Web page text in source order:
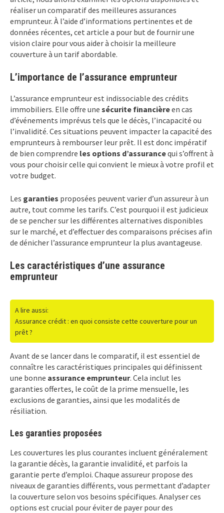
réaliser un comparatif des meilleures assurances
emprunteur. À l’aide d’informations pertinentes et de
données récentes, cet article a pour but de fournir une
vision claire pour vous aider à choisir la meilleure
couverture à un tarif abordable.
L’importance de l’assurance emprunteur
L’assurance emprunteur est indissociable des crédits
immobiliers. Elle offre une sécurite financièreen cas
d’événements imprévus tels que le décès, l’incapacité ou
l’invalidité. Ces situations peuvent impacter la capacité des
emprunteurs à rembourser leur prêt. Il est donc impératif
de bien comprendre les options d’assurancequi s’offrent à
vous pour choisir celle qui convient le mieux à votre profil et
votre budget.
Les garanties proposées peuvent varier d’un assureur à un
autre, tout comme les tarifs. C’est pourquoi il est judicieux
de se pencher sur les différentes alternatives disponibles
sur le marché, et d’effectuer des comparaisons précises afin
de dénicher l’assurance emprunteur la plus avantageuse.
Les caractéristiques d’une assurance
emprunteur
A lire aussi:
Assurance crédit : en quoi consiste cette couverture pour un
prêt ?
Avant de se lancer dans le comparatif, il est essentiel de
connaître les caractéristiques principales qui définissent
une bonne assurance emprunteur. Cela inclut les
garanties offertes, le coût de la prime mensuelle, les
exclusions de garanties, ainsi que les modalités de
résiliation.
Les garanties proposées
Les couvertures les plus courantes incluent généralement
la garantie décès, la garantie invalidité, et parfois la
garantie perte d’emploi. Chaque assureur propose des
niveaux de garanties différents, vous permettant d’adapter
la couverture selon vos besoins spécifiques. Analyser ces
options est crucial pour éviter de payer pour des